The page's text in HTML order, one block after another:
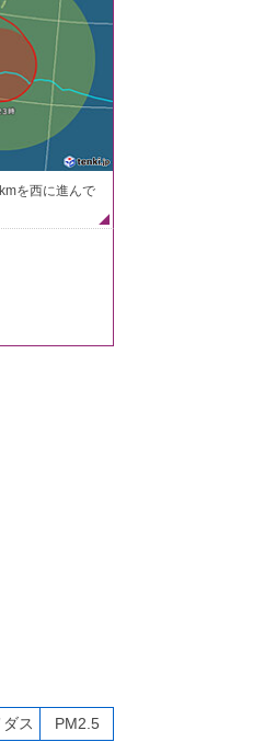
を西に進んで
ス PM2.5